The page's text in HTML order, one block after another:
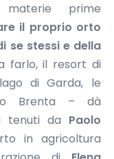
materie prime
il proprio orto
se stessi e della
farlo, il resort di
di Garda, le
Brenta – dà
tenuti da Paolo
in agricoltura